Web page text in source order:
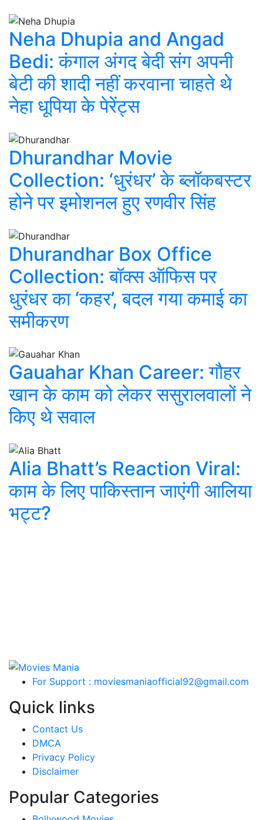
Neha Dhupia and Angad
Bedi: कंगाल अंगद बेदी संग अपनी
बेटी की शादी नहीं करवाना चाहते थे
नेहा धूपिया के पेरेंट्स
Dhurandhar Movie
Collection: ‘धुरंधर’ के ब्लॉकबस्टर
होने पर इमोशनल हुए रणवीर सिंह
Dhurandhar Box Office
Collection: बॉक्स ऑफिस पर
धुरंधर का ‘कहर’, बदल गया कमाई का
समीकरण
Gauahar Khan Career: गौहर
खान के काम को लेकर ससुरालवालों ने
किए थे सवाल
Alia Bhatt’s Reaction Viral:
काम के लिए पाकिस्तान जाएंगी आलिया
भट्ट?
For Support : moviesmaniaofficial92@gmail.com
Quick links
Contact Us
DMCA
Privacy Policy
Disclaimer
Popular Categories